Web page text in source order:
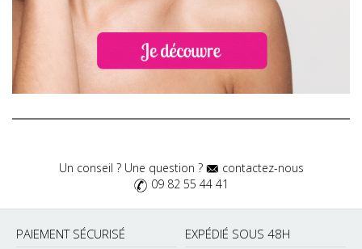
Un conseil ? Une question ?
contactez-nous
09 82 55 44 41
PAIEMENT SÉCURISÉ EXPÉDIÉ SOUS 48H